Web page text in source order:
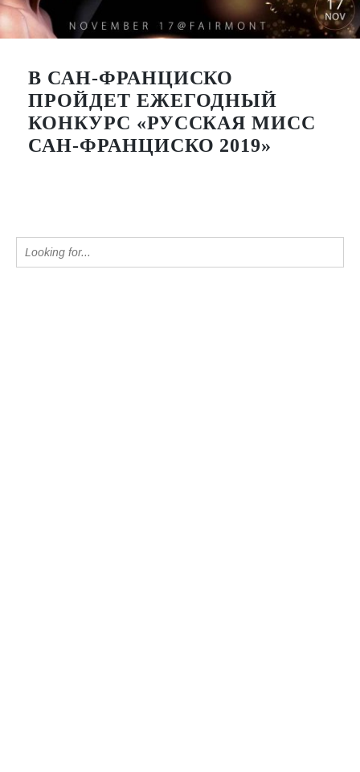
В САН-ФРАНЦИСКО
ПРОЙДЕТ ЕЖЕГОДНЫЙ
КОНКУРС «РУССКАЯ МИСС
САН-ФРАНЦИСКО 2019»